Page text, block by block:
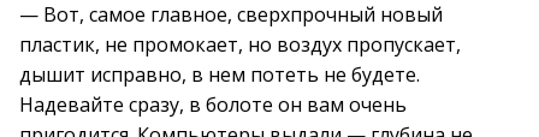
— Вот, самое главное, сверхпрочный новый
пластик, не промокает, но воздух пропускает,
дышит исправно, в нем потеть не будете.
Надевайте сразу, в болоте он вам очень